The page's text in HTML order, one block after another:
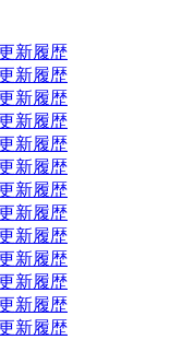
新履歴
新履歴
新履歴
新履歴
新履歴
新履歴
新履歴
新履歴
新履歴
新履歴
新履歴
新履歴
新履歴